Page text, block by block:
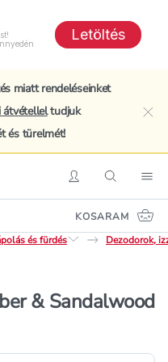
Letöltés
miatt rendeléseinket
átvételleltudjuk
és türelmét!
BelépésKeresés
KOSARAM
és fürdés Dezodorok,
& Sandalwood